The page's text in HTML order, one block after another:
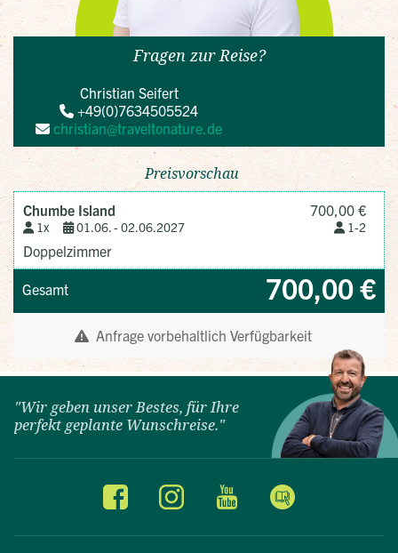
"Wir geben unser Bestes, für Ihre
perfekt geplante Wunschreise."